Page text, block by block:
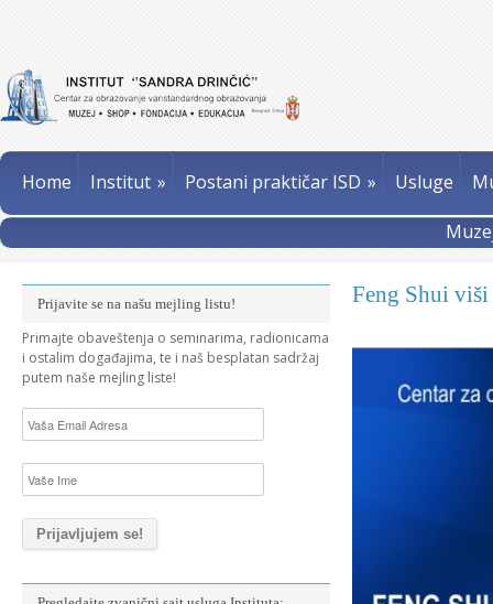
Home Institut » Postani praktičar ISD » Usluge
Feng Shui
Prijavite se na našu mejling listu!
Primajte obaveštenja o seminarima, radionicama
i ostalim događajima, te i naš besplatan sadržaj
putem naše mejling liste!